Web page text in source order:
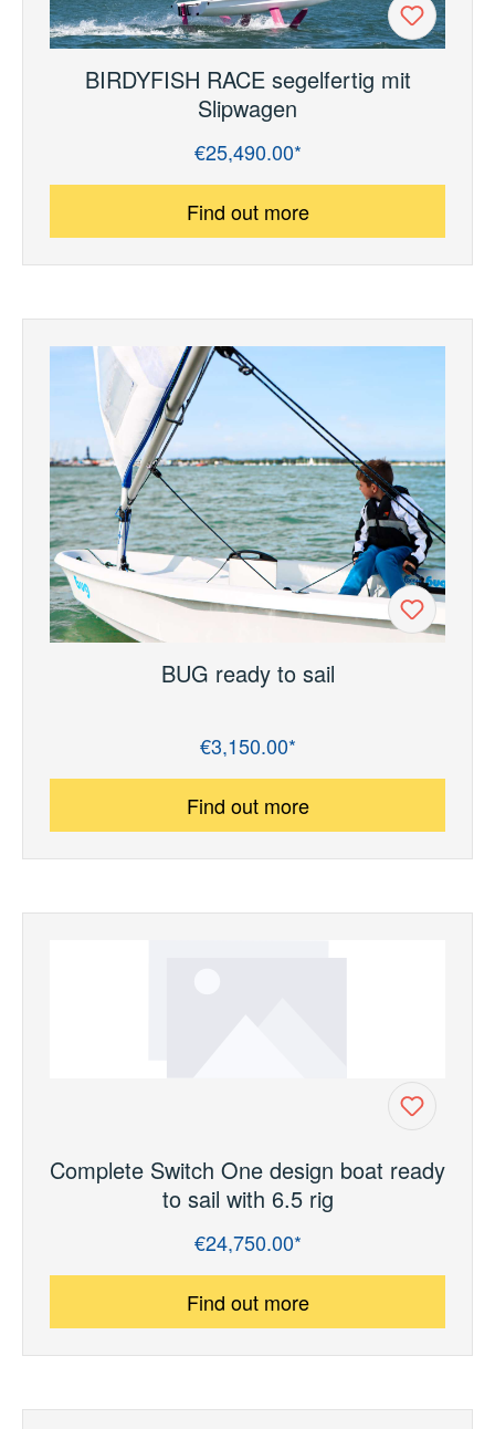
BIRDYFISH RACE segelfertig mit
Slipwagen
€25,490.00*
Find out more
BUG ready to sail
€3,150.00*
Find out more
Complete Switch One design boat ready
to sail with 6.5 rig
€24,750.00*
Find out more